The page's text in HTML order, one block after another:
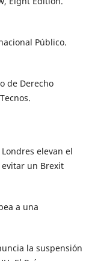
Público.
de Derecho
elevan el
un Brexit
a una
la suspensión